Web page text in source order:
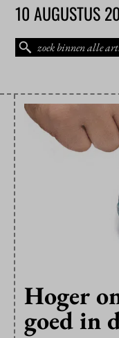
10 AUGUSTUS
Hoger
goed in